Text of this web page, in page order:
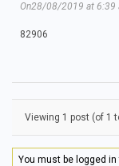
On28/08/2019 at 6:39
82906
Viewing 1 post (of 1
You must be logged